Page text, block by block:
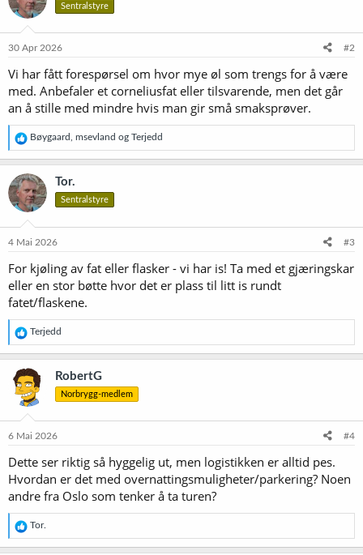
j
o
e
:
Sentralstyre
30 Apr 2026 #2
Vi har fått forespørsel om hvor mye øl som trengs for å være
med. Anbefaler et corneliusfat eller tilsvarende, men det går
an å stille med mindre hvis man gir små smaksprøver.
R
e
a
k
s
j
o
e
:
Bøygaard msevland og Terjedd
Tor.
Sentralstyre
4 Mai 2026 #3
For kjøling av fat eller flasker - vi har is! Ta med et gjæringskar
eller en stor bøtte hvor det er plass til litt is rundt
fatet/flaskene.
R
e
a
k
s
j
o
e
:
Terjedd
RobertG
Norbrygg-medlem
6 Mai 2026 #4
Dette ser riktig så hyggelig ut, men logistikken er alltid pes.
Hvordan er det med overnattingsmuligheter/parkering? Noen
andre fra Oslo som tenker å ta turen?
R
e
a
Tor.